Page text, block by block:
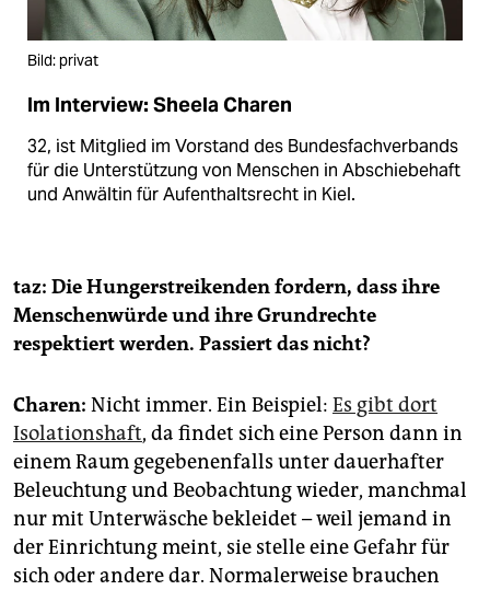
Bild: privat
Im Interview: Sheela Charen
32, ist Mitglied im Vorstand des Bundesfachverbands
für die Unterstützung von Menschen in Abschiebehaft
und Anwältin für Aufenthaltsrecht in Kiel.
taz: Die Hungerstreikenden fordern, dass ihre
Menschenwürde und ihre Grundrechte
respektiert werden. Passiert das nicht?
Charen: Nicht immer. Ein Beispiel: Es gibt dort
Isolationshaft, da findet sich eine Person dann in
einem Raum gegebenenfalls unter dauerhafter
Beleuchtung und Beobachtung wieder, manchmal
nur mit Unterwäsche bekleidet – weil jemand in
der Einrichtung meint, sie stelle eine Gefahr für
sich oder andere dar. Normalerweise brauchen